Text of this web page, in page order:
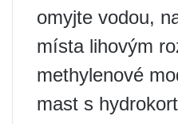
omyjte vodou,
místa lihovým
methylenové
mast s